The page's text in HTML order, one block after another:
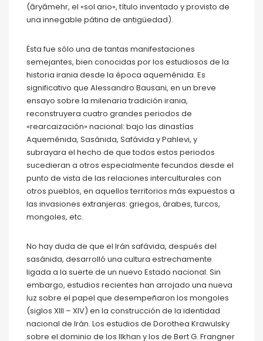
(āryāmehr, el «sol ario», título inventado y provisto de
una innegable pátina de antigüedad).
Ésta fue sólo una de tantas manifestaciones
semejantes, bien conocidas por los estudiosos de la
historia irania desde la época aqueménida. Es
significativo que Alessandro Bausani, en un breve
ensayo sobre la milenaria tradición irania,
reconstruyera cuatro grandes periodos de
«rearcaización» nacional: bajo las dinastías
Aqueménida, Sasánida, Safávida y Pahlevi, y
subrayara el hecho de que todos estos periodos
sucedieran a otros especialmente fecundos desde el
punto de vista de las relaciones interculturales con
otros pueblos, en aquellos territorios más expuestos a
las invasiones extranjeras: griegos, árabes, turcos,
mongoles, etc.
No hay duda de que el Irán safávida, después del
sasánida, desarrolló una cultura estrechamente
ligada a la suerte de un nuevo Estado nacional. Sin
embargo, estudios recientes han arrojado una nueva
luz sobre el papel que desempeñaron los mongoles
(siglos XIII – XIV) en la construcción de la identidad
nacional de Irán. Los estudios de Dorothea Krawulsky
sobre el dominio de los Ilkhan y los de Bert G. Frangner